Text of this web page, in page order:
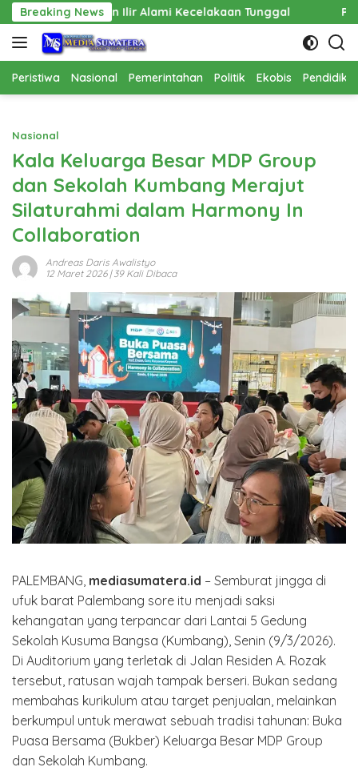
Langsung
ke
konten
Breaking News
Alami Kecelakaan Tunggal Pembangunan Cathlab
Peristiwa Nasional Pemerintahan Politik Ekobis
Nasional
Kala Keluarga Besar MDP Group
dan Sekolah Kumbang Merajut
Silaturahmi dalam Harmony In
Collaboration
Andreas Daris Awalistyo
12 Maret 2026| 39 Kali Dibaca
PALEMBANG, mediasumatera.id – Semburat jingga di
ufuk barat Palembang sore itu menjadi saksi
kehangatan yang terpancar dari Lantai 5 Gedung
Sekolah Kusuma Bangsa (Kumbang), Senin (9/3/2026).
Di Auditorium yang terletak di Jalan Residen A. Rozak
tersebut, ratusan wajah tampak berseri. Bukan sedang
membahas kurikulum atau target penjualan, melainkan
berkumpul untuk merawat sebuah tradisi tahunan: Buka
Puasa Bersama (Bukber) Keluarga Besar MDP Group
dan Sekolah Kumbang.